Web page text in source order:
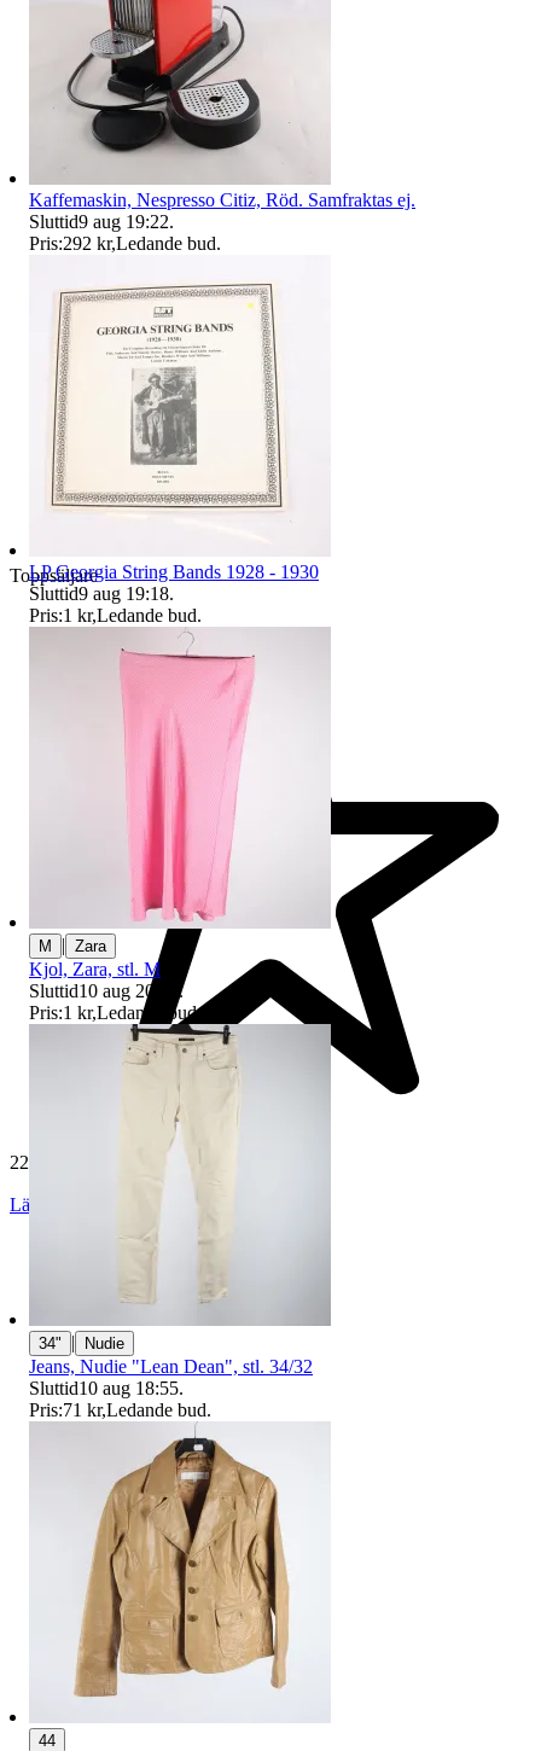
Toppsäljare
229 491 omdömen
Läs omdömen
Kaffemaskin, Nespresso Citiz, Röd. Samfraktas ej.
Sluttid9 aug 19:22.
Pris:292 kr,Ledande bud.
LP Georgia String Bands 1928 - 1930
Sluttid9 aug 19:18.
Pris:1 kr,Ledande bud.
M | Zara
Kjol, Zara, stl. M
Sluttid10 aug 20:09 .
Pris:1 kr,Ledande bud.
34" | Nudie
Jeans, Nudie "Lean Dean", stl. 34/32
Sluttid10 aug 18:55.
Pris:71 kr,Ledande bud.
44